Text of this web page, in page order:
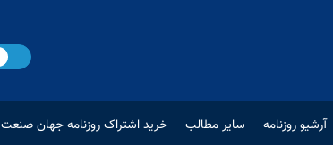
آرشیو روزنامه سایر مطالب
خرید اشتراک روزنامه جهان صنعت